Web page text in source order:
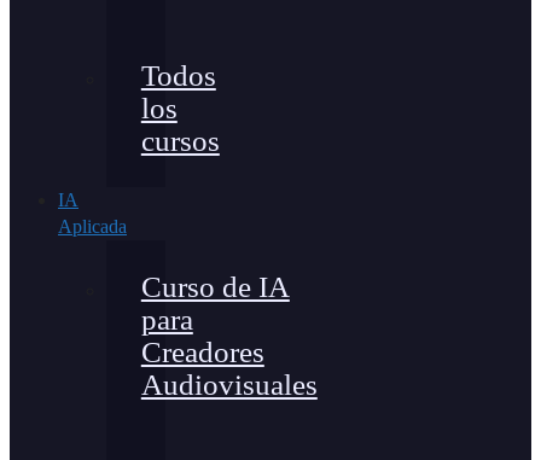
Todos
los
cursos
IA
Aplicada
Curso de IA
para
Creadores
Audiovisuales